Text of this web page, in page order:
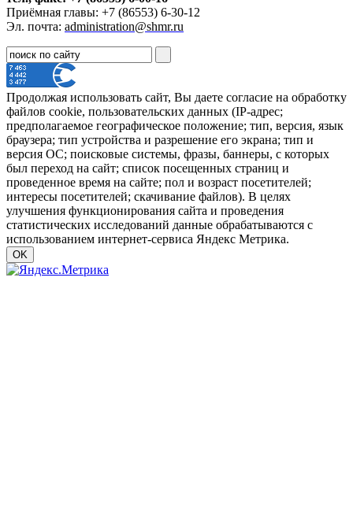
Приёмная главы: +7 (86553) 6-30-12
Эл. почта: administration@shmr.ru
Продолжая использовать сайт, Вы даете согласие на обработку
файлов cookie, пользовательских данных (IP-адрес;
предполагаемое географическое положение; тип, версия, язык
браузера; тип устройства и разрешение его экрана; тип и
версия ОС; поисковые системы, фразы, баннеры, с которых
был переход на сайт; список посещенных страниц и
проведенное время на сайте; пол и возраст посетителей;
интересы посетителей; скачивание файлов). В целях
улучшения функционирования сайта и проведения
статистических исследований данные обрабатываются с
использованием интернет-сервиса Яндекс Метрика.
OK